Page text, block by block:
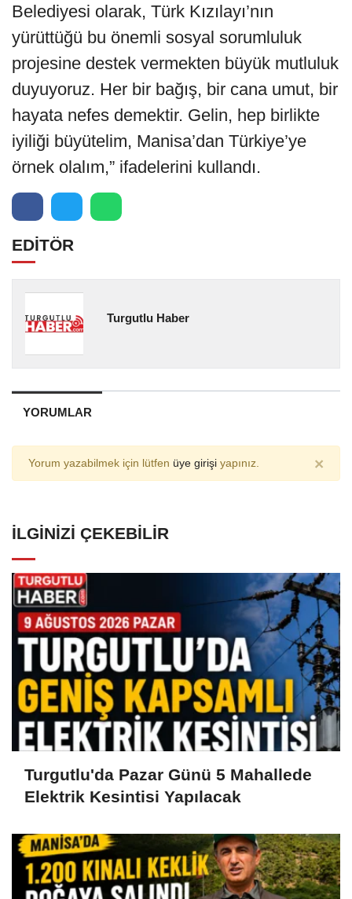
Belediyesi olarak, Türk Kızılayı’nın
yürüttüğü bu önemli sosyal sorumluluk
projesine destek vermekten büyük mutluluk
duyuyoruz. Her bir bağış, bir cana umut, bir
hayata nefes demektir. Gelin, hep birlikte
iyiliği büyütelim, Manisa’dan Türkiye’ye
örnek olalım,” ifadelerini kullandı.
EDİTÖR
Turgutlu Haber
YORUMLAR
Yorum yazabilmek için lütfen üye girişi yapınız. ×
İLGINIZI ÇEKEBILIR
Turgutlu'da Pazar Günü 5 Mahallede
Elektrik Kesintisi Yapılacak